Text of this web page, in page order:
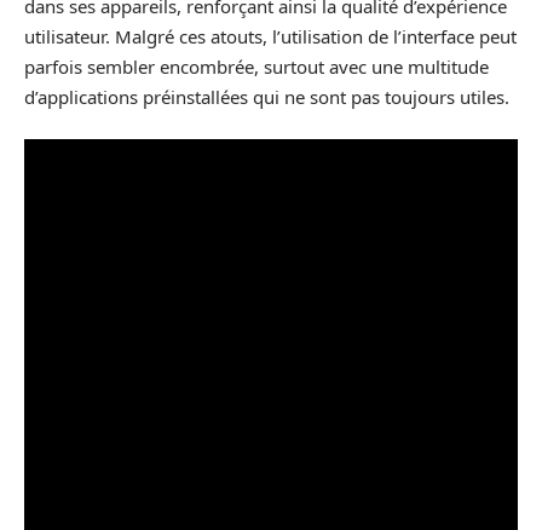
dans ses appareils, renforçant ainsi la qualité d’expérience
utilisateur. Malgré ces atouts, l’utilisation de l’interface peut
parfois sembler encombrée, surtout avec une multitude
d’applications préinstallées qui ne sont pas toujours utiles.